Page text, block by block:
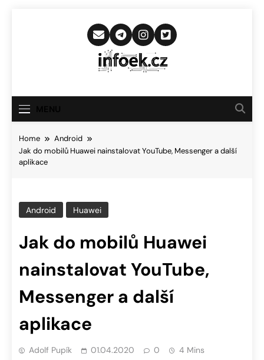
Infoek.cz
Novinkám
Home
Android
Jak do mobilů Huawei nainstalovat YouTube, Messenger a další
aplikace
Android Huawei
Jak do mobilů Huawei
nainstalovat YouTube,
Messenger a další
aplikace
Adolf Pupík 01.04.2020 0 4 Mins